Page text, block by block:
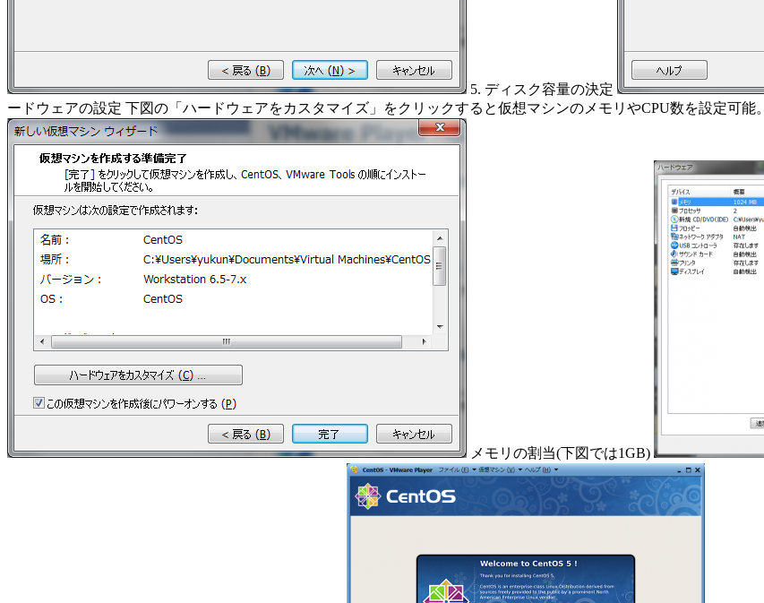
5. ディスク容量の決定
ードウェアの設定 下図の「ハードウェアをカスタマイズ」をクリックすると仮想マシンのメモリやCPU数を設定可能。
メモリの割当(下図では1GB)